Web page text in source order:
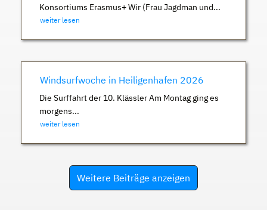
Konsortiums Erasmus+ Wir (Frau Jagdman und...
weiter lesen
Windsurfwoche in Heiligenhafen 2026
Die Surffahrt der 10. Klässler Am Montag ging es
morgens...
weiter lesen
Weitere Beiträge anzeigen